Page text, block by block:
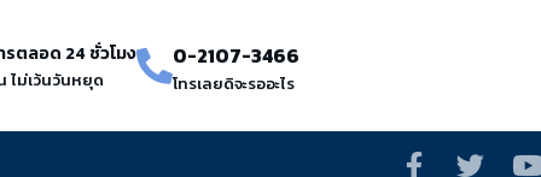
รตลอด 24 ชั่วโมง
ไม่เว้นวันหยุด
0-2107-3466
โทรเลยดิจะรออะไร